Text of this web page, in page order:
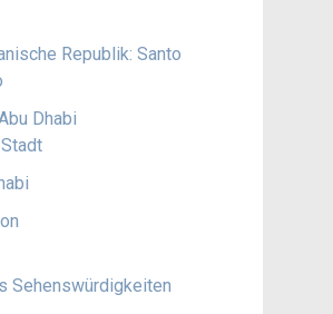
Republik: Santo
Dhabi
Sehenswürdigkeiten